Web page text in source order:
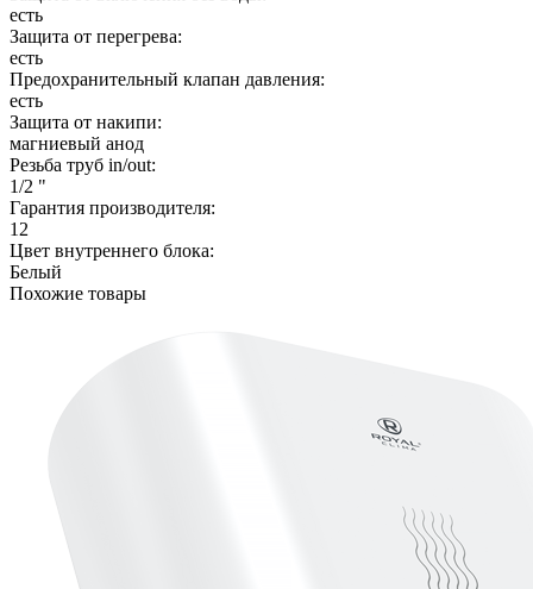
есть
Защита от перегрева:
есть
Предохранительный клапан давления:
есть
Защита от накипи:
магниевый анод
Резьба труб in/out:
1/2 "
Гарантия производителя:
12
Цвет внутреннего блока:
Белый
Похожие товары